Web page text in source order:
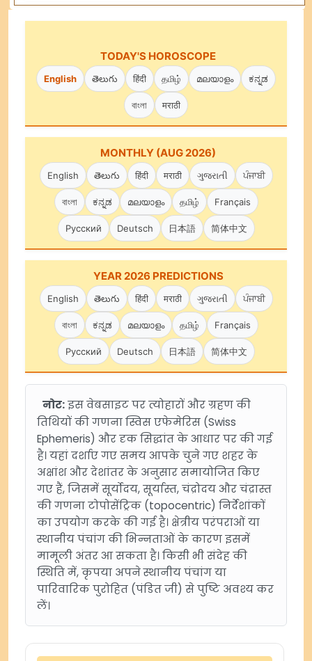
TODAY'S HOROSCOPE
English తెలుగు हिंदी தமிழ் മലയാളം ಕನ್ನಡ
বাংলা मराठी
MONTHLY (AUG 2026)
English తెలుగు हिंदी मराठी ગુજરાતી ਪੰਜਾਬੀ
বাংলা ಕನ್ನಡ മലയാളം தமிழ் Français
Русский Deutsch 日本語 简体中文
YEAR 2026 PREDICTIONS
English తెలుగు हिंदी मराठी ગુજરાતી ਪੰਜਾਬੀ
বাংলা ಕನ್ನಡ മലയാളം தமிழ் Français
Русский Deutsch 日本語 简体中文
नोट:इस वेबसाइट पर त्योहारों और ग्रहण की
तिथियों की गणना स्विस एफेमेरिस (Swiss
Ephemeris) और दृक सिद्धांत के आधार पर की गई
है। यहां दर्शाए गए समय आपके चुने गए शहर के
अक्षांश और देशांतर के अनुसार समायोजित किए
गए हैं, जिसमें सूर्योदय, सूर्यास्त, चंद्रोदय और चंद्रास्त
की गणना टोपोसेंट्रिक (topocentric) निर्देशांकों
का उपयोग करके की गई है। क्षेत्रीय परंपराओं या
स्थानीय पंचांग की भिन्नताओं के कारण इसमें
मामूली अंतर आ सकता है। किसी भी संदेह की
स्थिति में, कृपया अपने स्थानीय पंचांग या
पारिवारिक पुरोहित (पंडित जी) से पुष्टि अवश्य कर
लें।